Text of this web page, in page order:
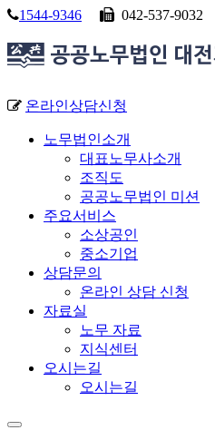
1544-9346 042-537-9032
온라인상담신청
노무법인소개
대표노무사소개
조직도
공공노무법인 미션
주요서비스
소상공인
중소기업
상담문의
온라인 상담 신청
자료실
노무 자료
지식센터
오시는길
오시는길